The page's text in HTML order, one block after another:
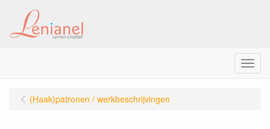
Menu
(Haak)patronen / werkbeschrijvingen